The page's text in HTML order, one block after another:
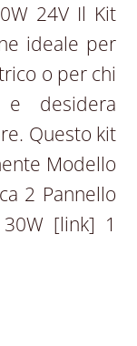
24V Il Kit
ideale per
o per chi
desidera
Questo kit
Modello
2 Pannello
30W [link] 1